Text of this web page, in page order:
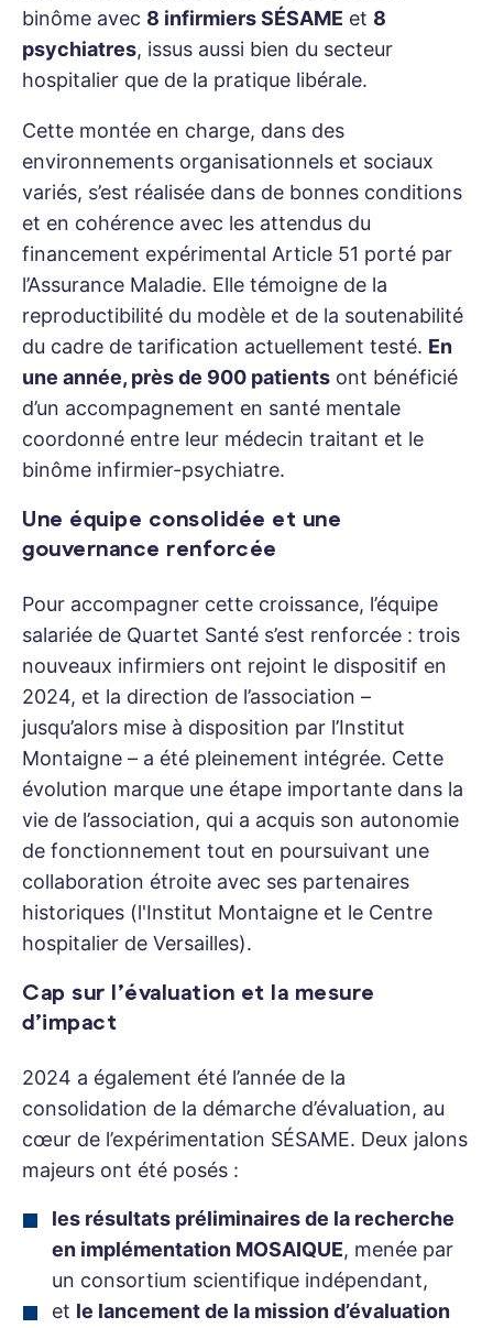
binôme avec 8 infirmiers SÉSAME et 8
psychiatres, issus aussi bien du secteur
hospitalier que de la pratique libérale.
Cette montée en charge, dans des
environnements organisationnels et sociaux
variés, s’est réalisée dans de bonnes conditions
et en cohérence avec les attendus du
financement expérimental Article 51 porté par
l’Assurance Maladie. Elle témoigne de la
reproductibilité du modèle et de la soutenabilité
du cadre de tarification actuellement testé. En
une année, près de 900 patients ont bénéficié
d’un accompagnement en santé mentale
coordonné entre leur médecin traitant et le
binôme infirmier-psychiatre.
Une équipe consolidée et une
gouvernance renforcée
Pour accompagner cette croissance, l’équipe
salariée de Quartet Santé s’est renforcée : trois
nouveaux infirmiers ont rejoint le dispositif en
2024, et la direction de l’association –
jusqu’alors mise à disposition par l’Institut
Montaigne – a été pleinement intégrée. Cette
évolution marque une étape importante dans la
vie de l’association, qui a acquis son autonomie
de fonctionnement tout en poursuivant une
collaboration étroite avec ses partenaires
historiques (l'Institut Montaigne et le Centre
hospitalier de Versailles).
Cap sur l’évaluation et la mesure
d’impact
2024 a également été l’année de la
consolidation de la démarche d’évaluation, au
cœur de l’expérimentation SÉSAME. Deux jalons
majeurs ont été posés :
les résultats préliminaires de la recherche
en implémentation MOSAIQUE, menée par
un consortium scientifique indépendant,
et le lancement de la mission d’évaluation